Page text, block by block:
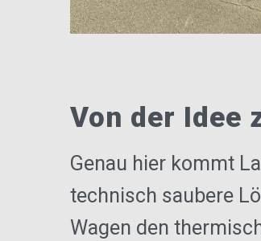
Von der Idee
Genau hier kommt
technisch saubere
Wagen den